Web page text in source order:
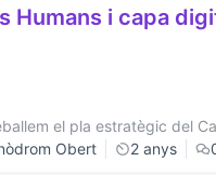
Humans i capa
el pla estratègic del
Obert
2 anys